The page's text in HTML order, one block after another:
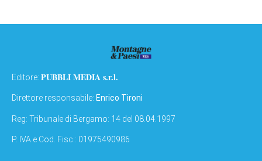
Editore: PUBBLI MEDIA s.r.l.
Direttore responsabile: Enrico Tironi
Reg: Tribunale di Bergamo: 14 del 08.04.1997
P. IVA e Cod. Fisc.: 01975490986